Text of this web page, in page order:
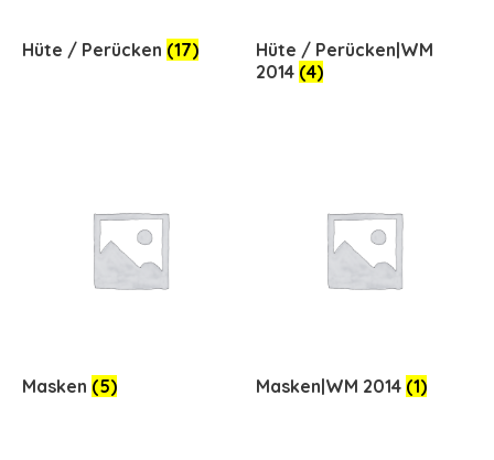
Hüte / Perücken (17)
Hüte / Perücken|WM
2014 (4)
Masken (5) Masken|WM 2014 (1)